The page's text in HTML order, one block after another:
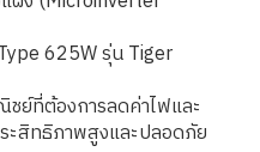
625W รุ่น Tiger
ชย์ที่ต้องการลดค่าไฟและ
ะสิทธิภาพสูงและปลอดภัย